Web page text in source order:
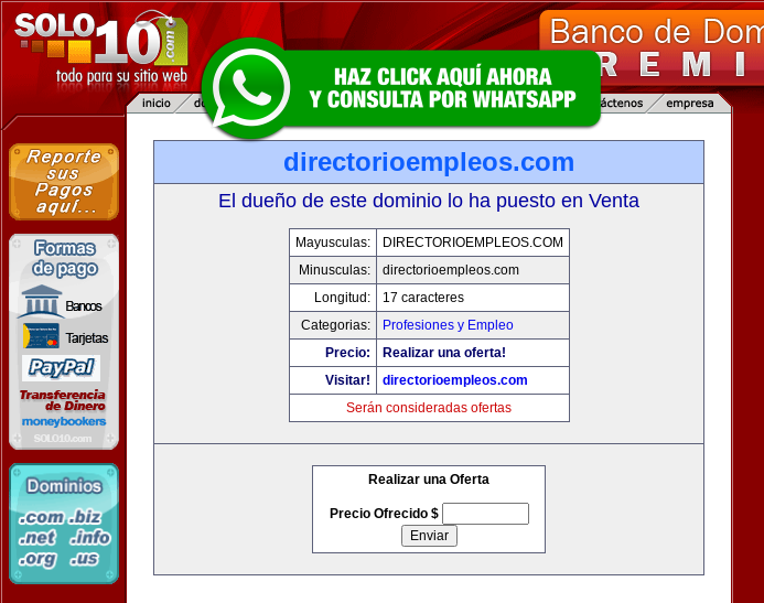
directorioempleos.com
El dueño de este dominio lo ha puesto en Venta
Mayusculas:
DIRECTORIOEMPLEOS.COM
Minusculas:
directorioempleos.com
Longitud:
17 caracteres
Categorias:
Profesiones y Empleo
Precio:
Realizar una oferta!
Visitar!
directorioempleos.com
Serán consideradas ofertas
Realizar una Oferta
Precio Ofrecido $